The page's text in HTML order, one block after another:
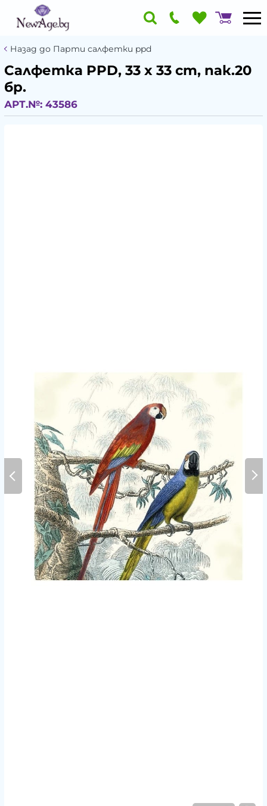
Назад до Парти салфетки ppd
Салфетка PPD, 33 x 33 cm, пак.20
бр.
АРТ.№: 43586